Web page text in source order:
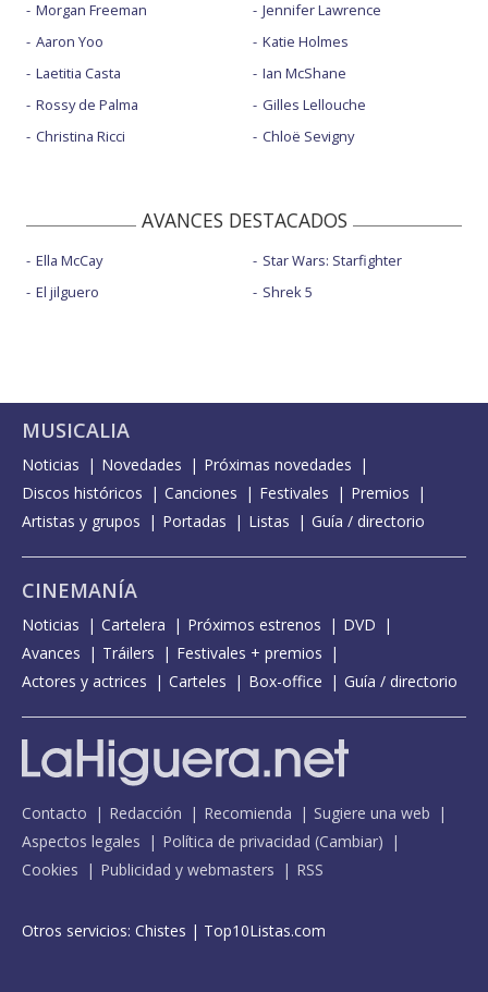
Morgan Freeman
Aaron Yoo
Laetitia Casta
Rossy de Palma
Christina Ricci
Jennifer Lawrence
Katie Holmes
Ian McShane
Gilles Lellouche
Chloë Sevigny
AVANCES DESTACADOS
Ella McCay
El jilguero
Star Wars: Starfighter
Shrek 5
MUSICALIA
Noticias Novedades
Próximas novedades
Discos históricos
Canciones Festivales
Premios
Artistas y grupos
Portadas Listas Guía / directorio
CINEMANÍA
Noticias Cartelera Próximos estrenos
DVD
Avances
Tráilers
Festivales + premios
Actores y actrices
Carteles Box-office Guía / directorio
Contacto Redacción Recomienda
Sugiere una web
Aspectos legales
Política de privacidad (Cambiar)
Cookies
Publicidad y webmasters RSS
Otros servicios: Chistes | Top10Listas.com